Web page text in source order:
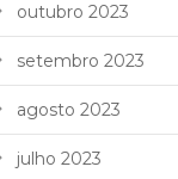
outubro 2023
setembro 2023
agosto 2023
julho 2023